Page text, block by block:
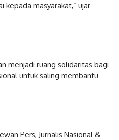
kepada masyarakat,” ujar
menjadi ruang solidaritas bagi
untuk saling membantu
Pers, Jurnalis Nasional &